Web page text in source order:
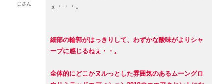
じさん
ぇ・・・。
細部の輪郭がはっきりして、わずかな酸味がよりシャ
ープに感じるねぇ・・。
全体的にどこかヌルっとした雰囲気のあるムーングロ